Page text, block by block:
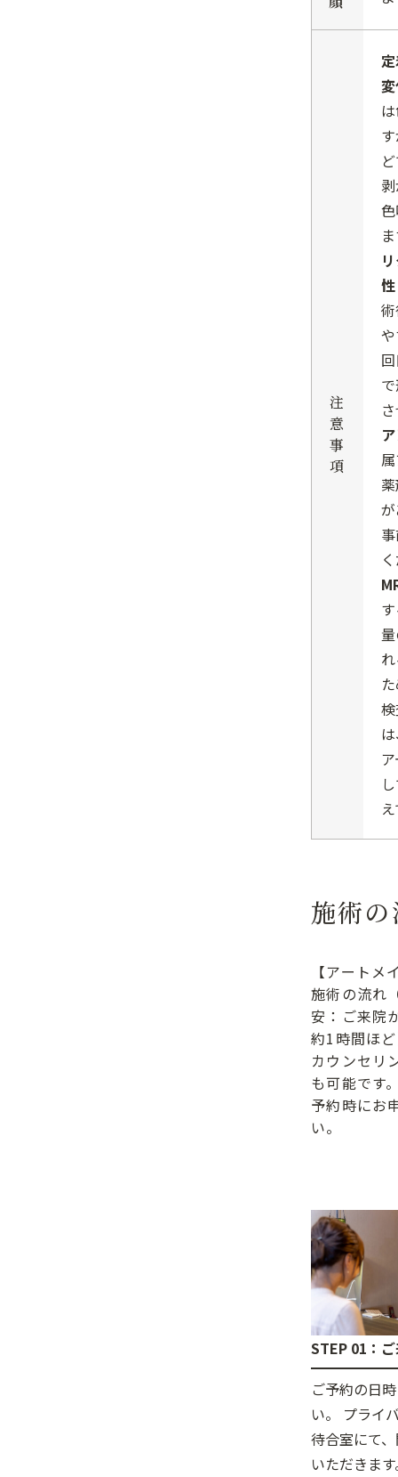
注
意
事
項
性
施術
【アートメ
施術の流れ
安：ご来院
約1時間ほ
カウンセリ
も可能です
予約時にお
い。
STEP 01：
ご予約の日
い。 プライ
待合室にて
いただきま